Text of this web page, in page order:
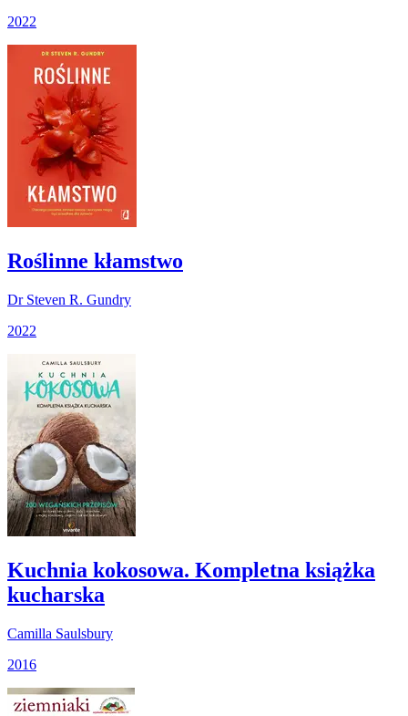
2022
Roślinne kłamstwo
Dr Steven R. Gundry
2022
Kuchnia kokosowa. Kompletna książka
kucharska
Camilla Saulsbury
2016